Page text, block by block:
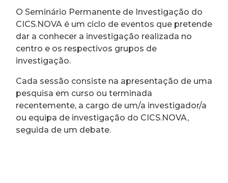
O Seminário Permanente de Investigação do
CICS.NOVA é um ciclo de eventos que pretende
dar a conhecer a investigação realizada no
centro e os respectivos grupos de
investigação.
Cada sessão consiste na apresentação de uma
pesquisa em curso ou terminada
recentemente, a cargo de um/a investigador/a
ou equipa de investigação do CICS.NOVA,
seguida de um debate.